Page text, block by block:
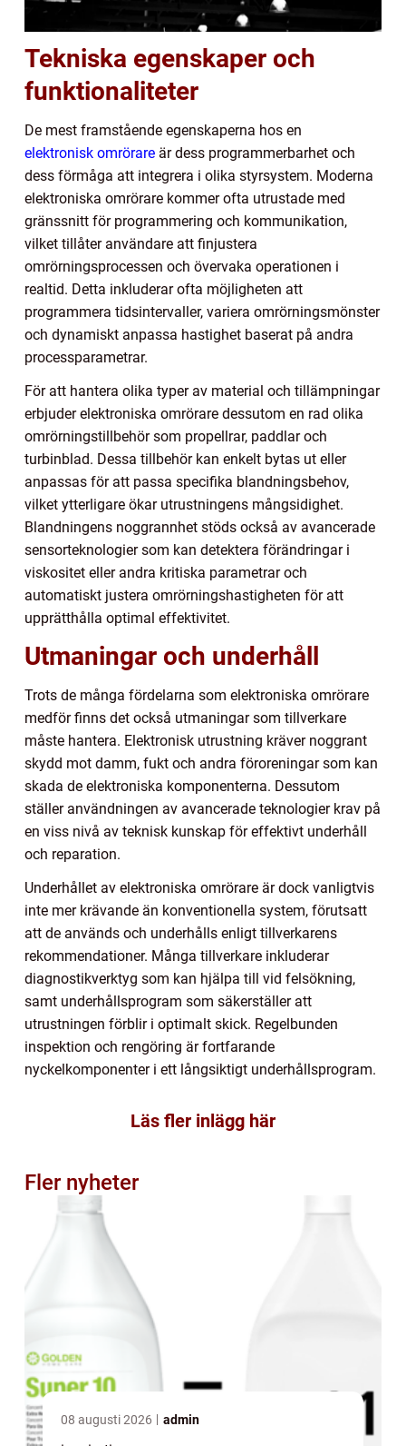
Tekniska egenskaper och
funktionaliteter
De mest framstående egenskaperna hos en
elektronisk omrörare är dess programmerbarhet och
dess förmåga att integrera i olika styrsystem. Moderna
elektroniska omrörare kommer ofta utrustade med
gränssnitt för programmering och kommunikation,
vilket tillåter användare att finjustera
omrörningsprocessen och övervaka operationen i
realtid. Detta inkluderar ofta möjligheten att
programmera tidsintervaller, variera omrörningsmönster
och dynamiskt anpassa hastighet baserat på andra
processparametrar.
För att hantera olika typer av material och tillämpningar
erbjuder elektroniska omrörare dessutom en rad olika
omrörningstillbehör som propellrar, paddlar och
turbinblad. Dessa tillbehör kan enkelt bytas ut eller
anpassas för att passa specifika blandningsbehov,
vilket ytterligare ökar utrustningens mångsidighet.
Blandningens noggrannhet stöds också av avancerade
sensorteknologier som kan detektera förändringar i
viskositet eller andra kritiska parametrar och
automatiskt justera omrörningshastigheten för att
upprätthålla optimal effektivitet.
Utmaningar och underhåll
Trots de många fördelarna som elektroniska omrörare
medför finns det också utmaningar som tillverkare
måste hantera. Elektronisk utrustning kräver noggrant
skydd mot damm, fukt och andra föroreningar som kan
skada de elektroniska komponenterna. Dessutom
ställer användningen av avancerade teknologier krav på
en viss nivå av teknisk kunskap för effektivt underhåll
och reparation.
Underhållet av elektroniska omrörare är dock vanligtvis
inte mer krävande än konventionella system, förutsatt
att de används och underhålls enligt tillverkarens
rekommendationer. Många tillverkare inkluderar
diagnostikverktyg som kan hjälpa till vid felsökning,
samt underhållsprogram som säkerställer att
utrustningen förblir i optimalt skick. Regelbunden
inspektion och rengöring är fortfarande
nyckelkomponenter i ett långsiktigt underhållsprogram.
Läs fler inlägg här
Fler nyheter
08 augusti 2026 admin